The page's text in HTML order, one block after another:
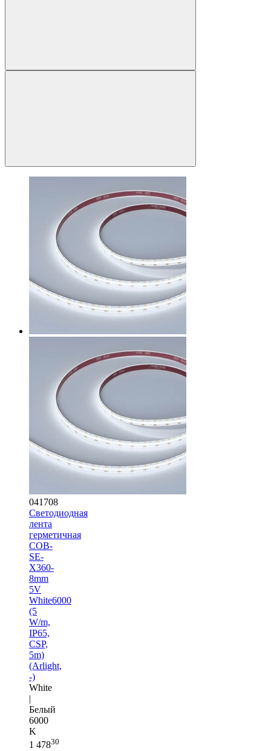
041708
Светодиодная
лента
герметичная
COB-
SE-
X360-
8mm
5V
White6000
(5
W/m,
IP65,
CSP,
5m)
(Arlight,
-)
White
|
Белый
6000
K
1 47830